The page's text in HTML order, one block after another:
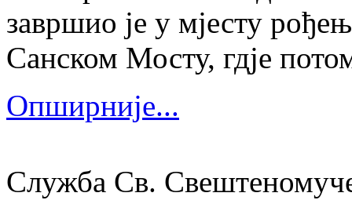
завршио је у мјесту
Санском Мосту, гдје
Опширније...
Служба Св.